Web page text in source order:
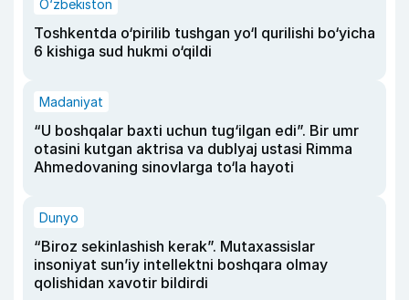
O‘zbekiston
Toshkentda o‘pirilib tushgan yo‘l qurilishi bo‘yicha
6 kishiga sud hukmi o‘qildi
Madaniyat
“U boshqalar baxti uchun tug‘ilgan edi”. Bir umr
otasini kutgan aktrisa va dublyaj ustasi Rimma
Ahmedovaning sinovlarga to‘la hayoti
Dunyo
“Biroz sekinlashish kerak”. Mutaxassislar
insoniyat sun’iy intellektni boshqara olmay
qolishidan xavotir bildirdi